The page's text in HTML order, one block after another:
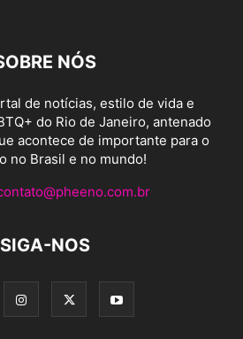
NÓS
de notícias, estilo de vida e
do Rio de Janeiro, antenado
acontece de importante para o
no Brasil e no mundo!
SIGA-NOS